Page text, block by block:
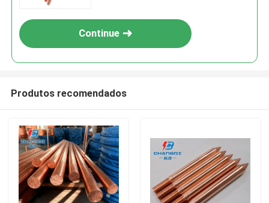
Continue
Produtos recomendados